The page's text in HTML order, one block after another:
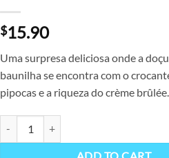
$15.90
Uma surpresa deliciosa onde a
baunilha se encontra com o
pipocas e a riqueza do crème brûlée.